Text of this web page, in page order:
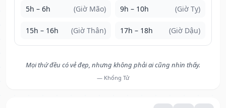
5h – 6h (Giờ Mão) 9h – 10h (Giờ Tỵ)
15h – 16h (Giờ Thân) 17h – 18h (Giờ Dậu)
Mọi thứ đều có vẻ đẹp, nhưng không phải ai cũng nhìn thấy.
— Khổng Tử